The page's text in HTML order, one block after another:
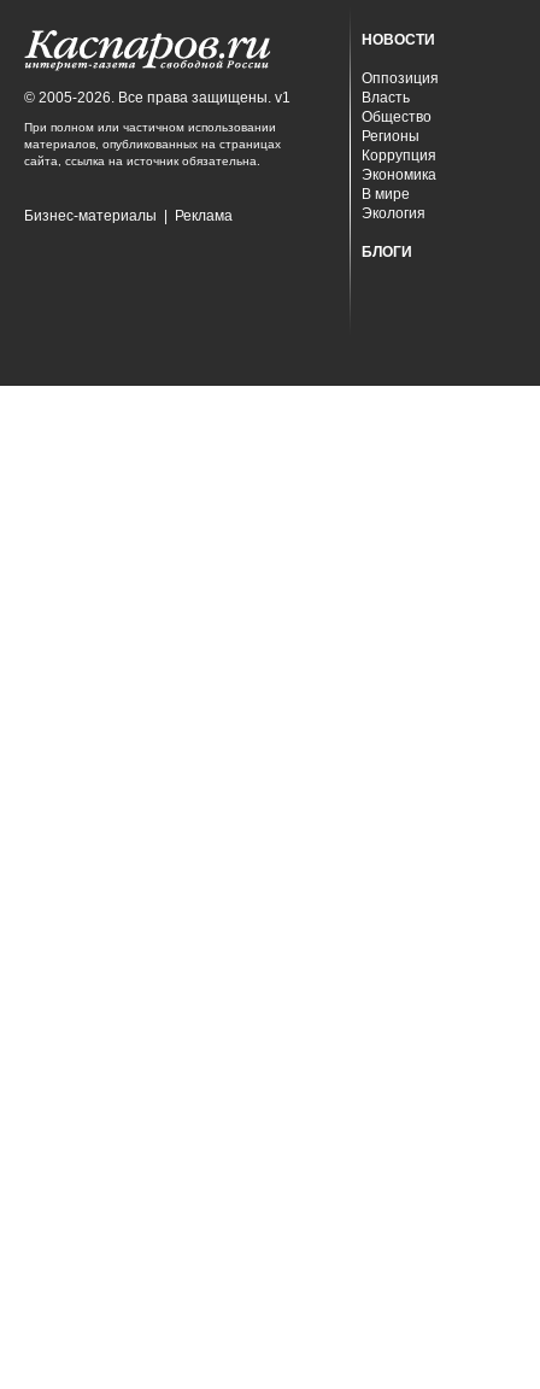
© 2005-2026. Все права защищены. v1
При полном или частичном использовании
материалов, опубликованных на страницах
сайта, ссылка на источник обязательна.
Бизнес-материалы Реклама
НОВОСТИ
Оппозиция
Власть
Общество
Регионы
Коррупция
Экономика
В мире
Экология
БЛОГИ